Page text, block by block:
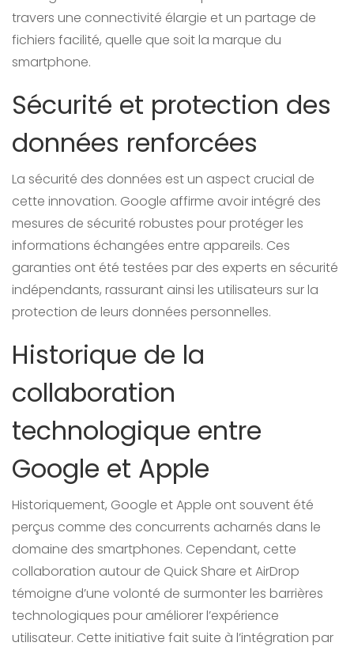
travers une connectivité élargie et un partage de
fichiers facilité, quelle que soit la marque du
smartphone.
Sécurité et protection des
données renforcées
La sécurité des données est un aspect crucial de
cette innovation. Google affirme avoir intégré des
mesures de sécurité robustes pour protéger les
informations échangées entre appareils. Ces
garanties ont été testées par des experts en sécurité
indépendants, rassurant ainsi les utilisateurs sur la
protection de leurs données personnelles.
Historique de la
collaboration
technologique entre
Google et Apple
Historiquement, Google et Apple ont souvent été
perçus comme des concurrents acharnés dans le
domaine des smartphones. Cependant, cette
collaboration autour de Quick Share et AirDrop
témoigne d’une volonté de surmonter les barrières
technologiques pour améliorer l’expérience
utilisateur. Cette initiative fait suite à l’intégration par